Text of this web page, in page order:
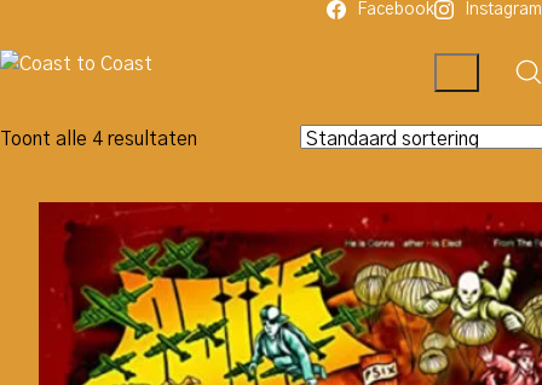
Facebook Instagram
Toont alle 4 resultaten